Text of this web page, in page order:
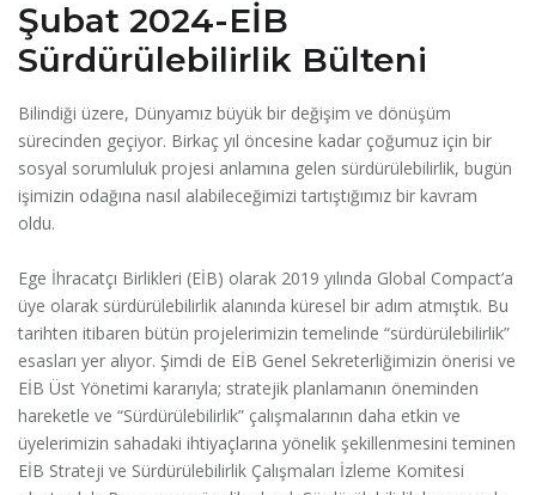
Şubat 2024-EİB
Sürdürülebilirlik Bülteni
Bilindiği üzere, Dünyamız büyük bir değişim ve dönüşüm
sürecinden geçiyor. Birkaç yıl öncesine kadar çoğumuz için bir
sosyal sorumluluk projesi anlamına gelen sürdürülebilirlik, bugün
işimizin odağına nasıl alabileceğimizi tartıştığımız bir kavram
oldu.
Ege İhracatçı Birlikleri (EİB) olarak 2019 yılında Global Compact’a
üye olarak sürdürülebilirlik alanında küresel bir adım atmıştık. Bu
tarihten itibaren bütün projelerimizin temelinde “sürdürülebilirlik”
esasları yer alıyor. Şimdi de EİB Genel Sekreterliğimizin önerisi ve
EİB Üst Yönetimi kararıyla; stratejik planlamanın öneminden
hareketle ve “Sürdürülebilirlik” çalışmalarının daha etkin ve
üyelerimizin sahadaki ihtiyaçlarına yönelik şekillenmesini teminen
EİB Strateji ve Sürdürülebilirlik Çalışmaları İzleme Komitesi